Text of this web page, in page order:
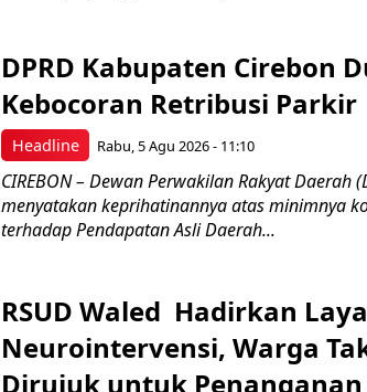
Headline
DPRD Kabupaten Cirebon
Kebocoran Retribusi Parkir
Rabu, 5 Agu 2026 - 11:10
CIREBON – Dewan Perwakilan Rakyat Daerah
menyatakan keprihatinannya atas minimnya
terhadap Pendapatan Asli Daerah...
RSUD Waled Hadirkan
Neurointervensi, Warga
Dirujuk untuk